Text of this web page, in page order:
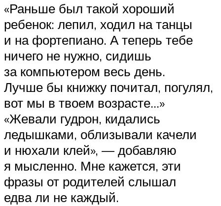
«Раньше был такой хороший
ребенок: лепил, ходил на танцы
и на фортепиано. А теперь тебе
ничего не нужно, сидишь
за компьютером весь день.
Лучше бы книжку почитал, погулял,
вот мы в твоем возрасте…»
«Жевали гудрон, кидались
ледышками, облизывали качели
и нюхали клей», — добавляю
я мысленно. Мне кажется, эти
фразы от родителей слышал
едва ли не каждый.